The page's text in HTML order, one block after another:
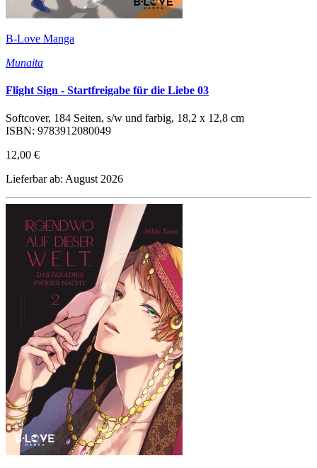
B-Love Manga
Munaita
Flight Sign - Startfreigabe für die Liebe 03
Softcover, 184 Seiten, s/w und farbig, 18,2 x 12,8 cm
ISBN: 9783912080049
12,00 €
Lieferbar ab: August 2026